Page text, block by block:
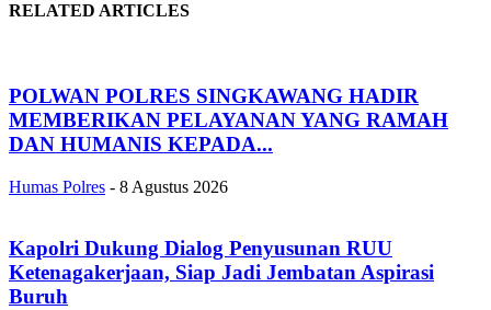
RELATED ARTICLES
POLWAN POLRES SINGKAWANG HADIR
MEMBERIKAN PELAYANAN YANG RAMAH
DAN HUMANIS KEPADA...
Humas Polres - 8 Agustus 2026
Kapolri Dukung Dialog Penyusunan RUU
Ketenagakerjaan, Siap Jadi Jembatan Aspirasi
Buruh